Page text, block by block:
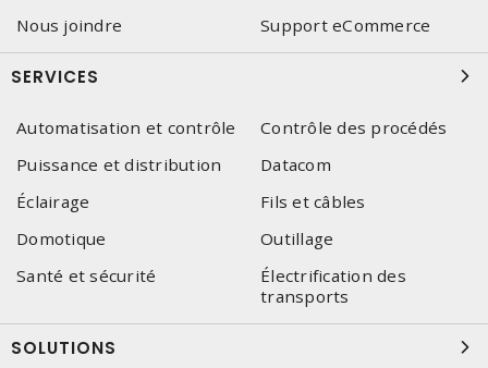
Nous joindre
Support eCommerce
SERVICES
Automatisation et contrôle
Contrôle des procédés
Puissance et distribution
Datacom
Éclairage
Fils et câbles
Domotique
Outillage
Santé et sécurité
Électrification des
transports
SOLUTIONS